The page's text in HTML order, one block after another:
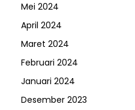
Mei 2024
April 2024
Maret 2024
Februari 2024
Januari 2024
Desember 2023